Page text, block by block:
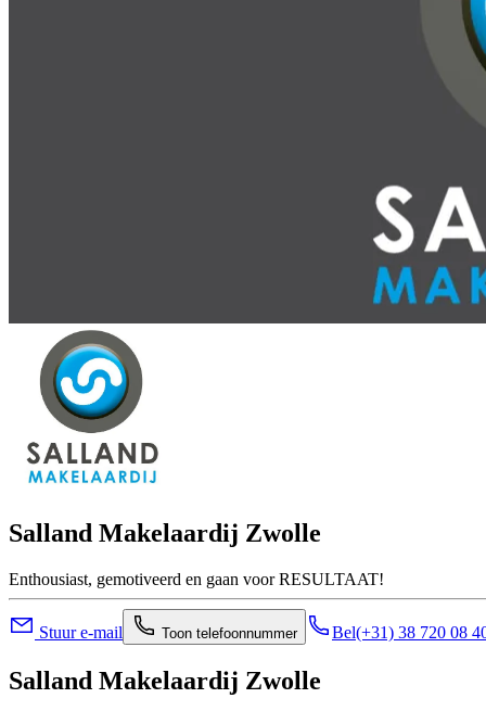
Salland Makelaardij Zwolle
Enthousiast, gemotiveerd en gaan voor RESULTAAT!
Stuur e-mail Toon telefoonnummer Bel(+31) 38 720 08
Salland Makelaardij Zwolle